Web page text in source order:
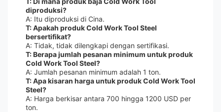
diproduksi?
A: Itu diproduksi di Cina.
T: Apakah produk Cold Work Tool Steel
bersertifikat?
A: Tidak, tidak dilengkapi dengan sertifikasi.
T: Berapa jumlah pesanan minimum untuk produk
Cold Work Tool Steel?
A: Jumlah pesanan minimum adalah 1 ton.
T: Apa kisaran harga untuk produk Cold Work Tool
Steel?
A: Harga berkisar antara 700 hingga 1200 USD per
ton.